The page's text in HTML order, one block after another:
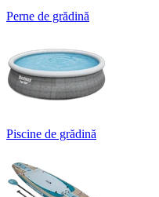
Perne de grădină
Piscine de grădină